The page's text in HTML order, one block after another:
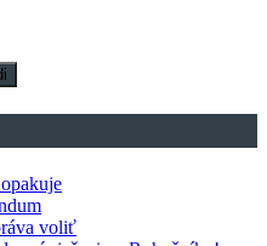
voliť